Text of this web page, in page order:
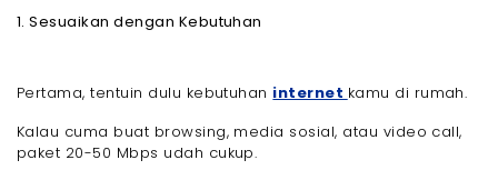
1. Sesuaikan dengan Kebutuhan
Pertama, tentuin dulu kebutuhan internet kamu di rumah.
Kalau cuma buat browsing, media sosial, atau video call,
paket 20-50 Mbps udah cukup.